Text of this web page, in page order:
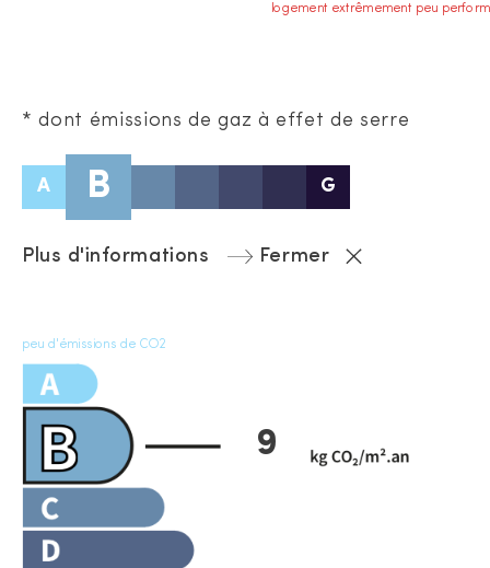
logement extrêmement peu
* dont émissions de gaz à effet de serre
A B G
Plus d'informations Fermer
peu d'émissions de CO2
9